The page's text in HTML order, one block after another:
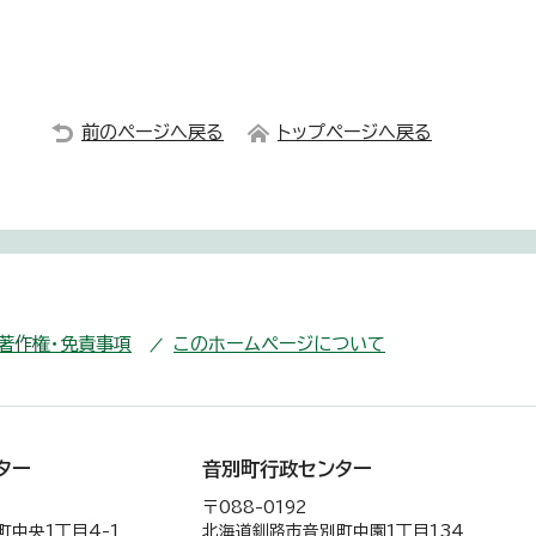
前のページへ戻る トップページへ戻る
作権・免責事項 このホームページについて
ー
中央1丁目4-1
音別町行政センター
〒088-0192
北海道釧路市音別町中園1丁目134